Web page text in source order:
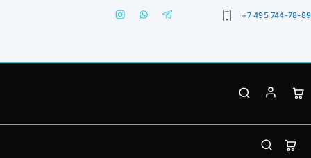
+7 495 744-78-89